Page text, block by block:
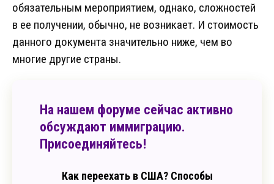
обязательным мероприятием, однако, сложностей
в ее получении, обычно, не возникает. И стоимость
данного документа значительно ниже, чем во
многие другие страны.
На нашем форуме сейчас активно
обсуждают иммиграцию.
Присоединяйтесь!
Как переехать в США? Способы